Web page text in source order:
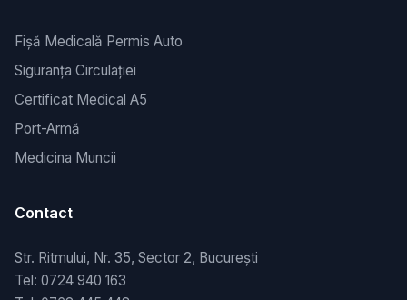
Fișă Medicală Permis Auto
Siguranța Circulației
Certificat Medical A5
Port-Armă
Medicina Muncii
Contact
Str. Ritmului, Nr. 35, Sector 2, București
Tel: 0724 940 163